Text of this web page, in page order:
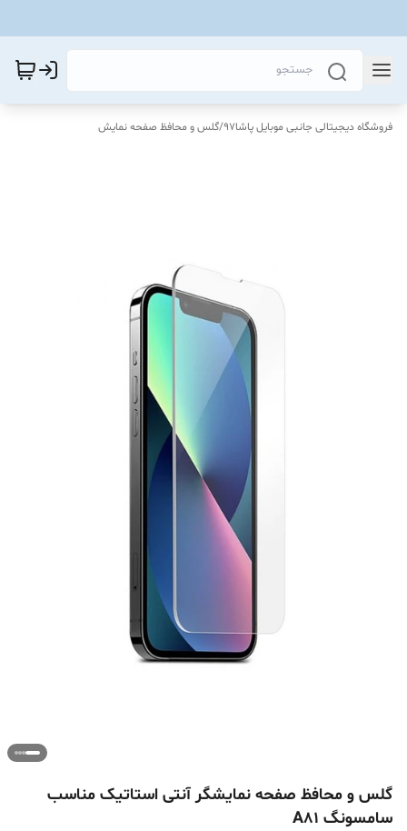
فروشگاه دیجیتالی جانبی موبایل پاشا97 /گلس و محافظ صفحه نمایش
گلس و محافظ صفحه نمایشگر آنتی استاتیک مناسب
سامسونگ A81